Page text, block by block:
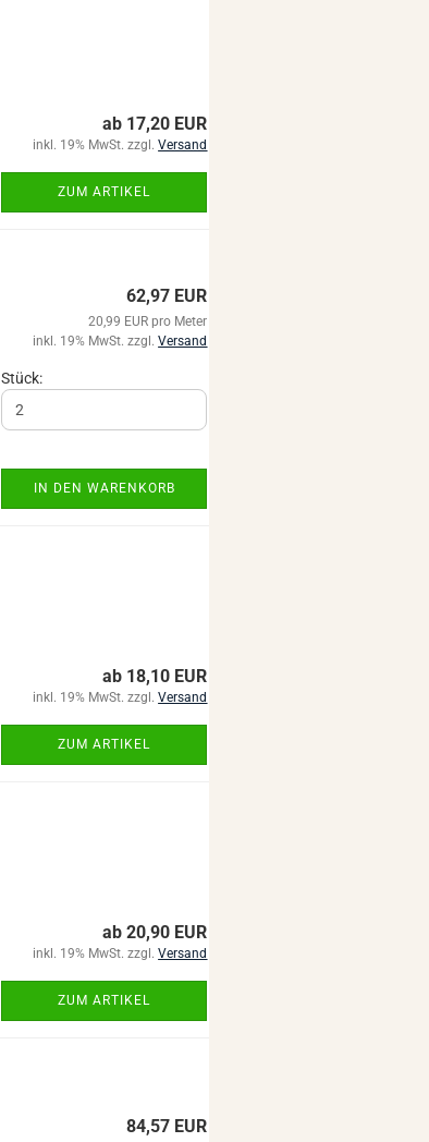
ab 17,20 EUR
inkl. 19% MwSt. zzgl.Versand
ZUM ARTIKEL
62,97 EUR
20,99 EUR pro Meter
inkl. 19% MwSt. zzgl.Versand
Stück:
IN DEN WARENKORB
ab 18,10 EUR
inkl. 19% MwSt. zzgl.Versand
ZUM ARTIKEL
ab 20,90 EUR
inkl. 19% MwSt. zzgl.Versand
ZUM ARTIKEL
84,57 EUR